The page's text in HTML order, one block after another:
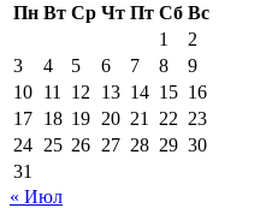
Пн Вт Ср Чт Пт Сб Вс
1
2
3
4 5 6 7 8
9
10 11 12 13 14 15 16
17 18 19 20 21 22 23
24 25 26 27 28 29 30
31
« Июл